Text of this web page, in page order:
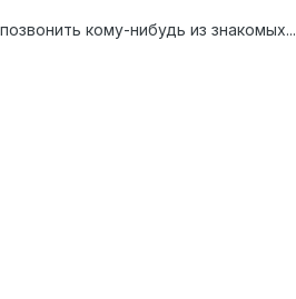
кому-нибудь из знакомых...